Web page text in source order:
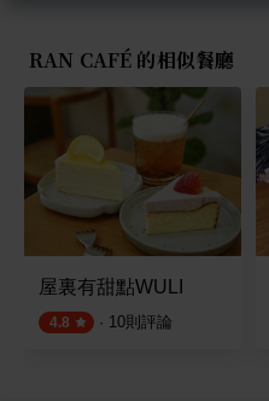
RAN CAFÉ 的相似餐廳
屋裏有甜點WULI
4.8 · 10則評論